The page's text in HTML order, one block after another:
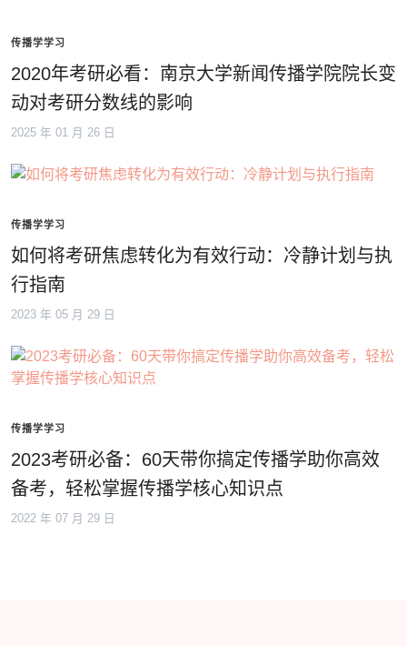
传播学学习
2020年考研必看：南京大学新闻传播学院院长变
动对考研分数线的影响
2025 年 01 月 26 日
传播学学习
如何将考研焦虑转化为有效行动：冷静计划与执
行指南
2023 年 05 月 29 日
传播学学习
2023考研必备：60天带你搞定传播学助你高效
备考，轻松掌握传播学核心知识点
2022 年 07 月 29 日